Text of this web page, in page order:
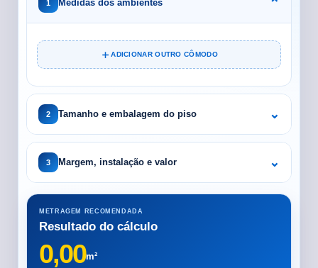
1 Medidas dos ambientes
ADICIONAR OUTRO CÔMODO
2 Tamanho e embalagem do piso
3 Margem, instalação e valor
METRAGEM RECOMENDADA
Resultado do cálculo
0,00m²